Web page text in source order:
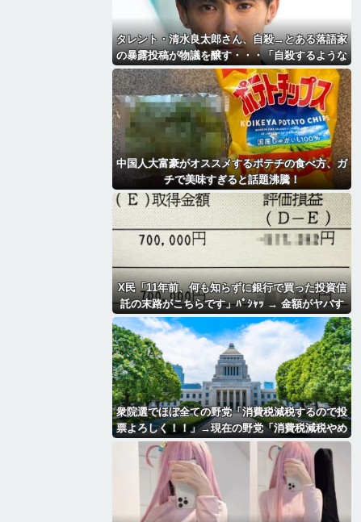
タレント・清水良太郎さん、自殺→とある落語家
の暴露投稿が物議を醸す・・・「自殺するような
奴に◯◯されたんだね俺は」
中国人大富豪がオススメするポテチの食べ方、ガ
チで美味すぎると話題沸騰！
X民「11年前、何も知らずに銀行で買った投資信
託の末路がこちらです」ﾊﾟｼｬｯ → 金額がヤバす
ぎるｗｗｗｗｗｗ
衆院選でほぼ全ての野党「消費税減税するので投
票よろしく！！」→現在の野党「消費税減税やめ
ろ！！財源はどうするんだ！！」